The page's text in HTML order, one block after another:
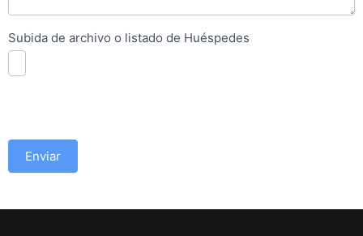
Subida de archivo o listado de Huéspedes
Enviar